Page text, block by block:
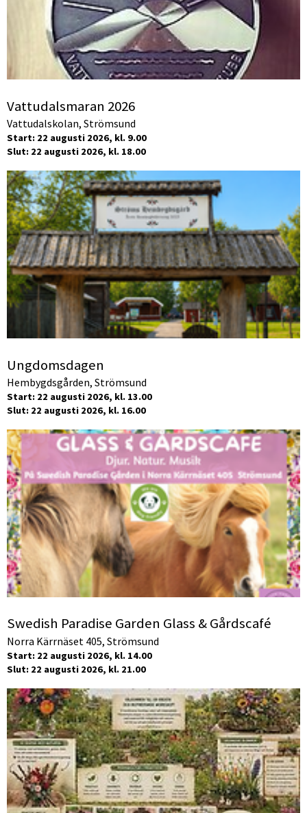
Vattudalsmaran 2026
Vattudalskolan, Strömsund
Start: 22 augusti 2026, kl. 9.00
Slut: 22 augusti 2026, kl. 18.00
Ungdomsdagen
Hembygdsgården, Strömsund
Start: 22 augusti 2026, kl. 13.00
Slut: 22 augusti 2026, kl. 16.00
Swedish Paradise Garden Glass & Gårdscafé
Norra Kärrnäset 405, Strömsund
Start: 22 augusti 2026, kl. 14.00
Slut: 22 augusti 2026, kl. 21.00